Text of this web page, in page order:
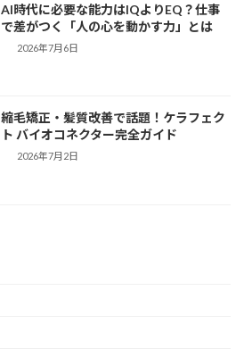
AI時代に必要な能力はIQよりEQ？仕事
で差がつく「人の心を動かす力」とは
2026年7月6日
縮毛矯正・髪質改善で話題！ケラフェク
ト バイオコネクター完全ガイド
2026年7月2日